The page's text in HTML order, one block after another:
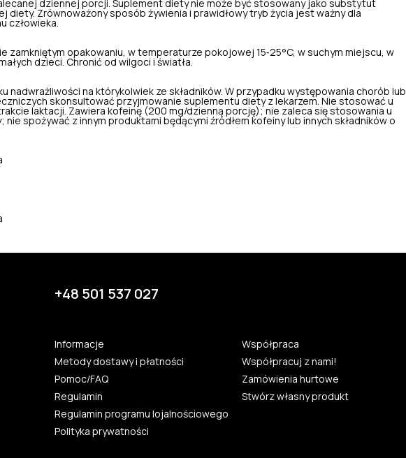
dziennej porcji. Suplement diety nie może być stosowany jako substytut
diety. Zrównoważony sposób żywienia i prawidłowy tryb życia jest ważny dla
człowieka.
zamkniętym opakowaniu, w temperaturze pokojowej 15‑25°C, w suchym miejscu, w
dzieci. Chronić od wilgoci i światła.
nadwrażliwości na którykolwiek ze składników. W przypadku występowania chorób lub
skonsultować przyjmowanie suplementu diety z lekarzem. Nie stosować u
laktacji. Zawiera kofeinę (200 mg/dzienną porcję); nie zaleca się stosowania u
spożywać z innym produktami będącymi źródłem kofeiny lub innych składników o
+48 501 537 027
Informacje
Metody dostawy i płatności
Pomoc/FAQ
Regulamin
Regulamin programu lojalnościowego
Polityka prywatności
Współpraca
Współpracuj z nami!
Zamówienia hurtowe
Stwórz własny produkt